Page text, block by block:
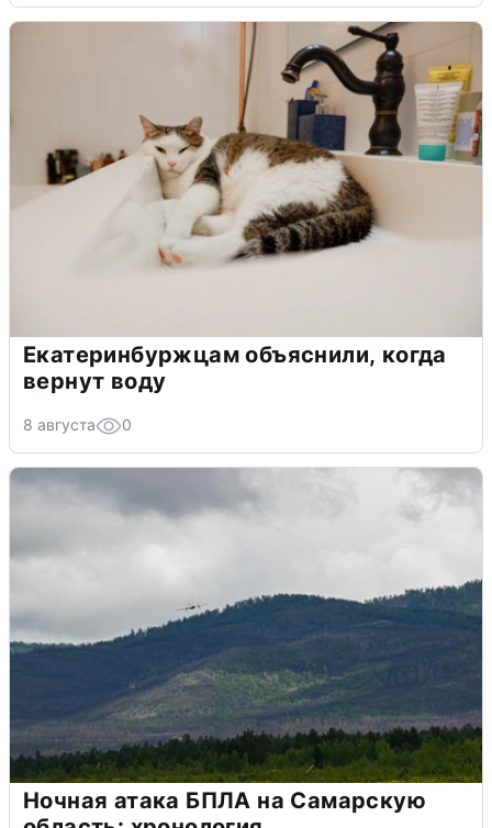
Екатеринбуржцам объяснили, когда
вернут воду
8 августа 0
Ночная атака БПЛА на Самарскую